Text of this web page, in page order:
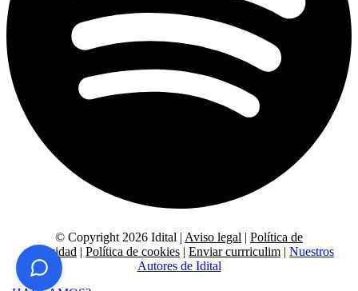
© Copyright 2026 Idital | Aviso legal | Política de
privacidad | Política de cookies | Enviar currriculim | Nuestros
Autores de Idital